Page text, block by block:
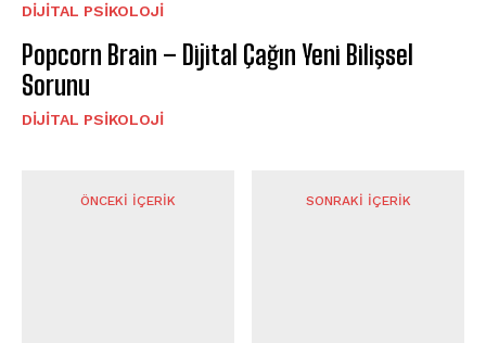
DIJITAL PSIKOLOJI
Popcorn Brain – Dijital Çağın Yeni Bilişsel
Sorunu
DIJITAL PSIKOLOJI
ÖNCEKI İÇERIK SONRAKI İÇERIK